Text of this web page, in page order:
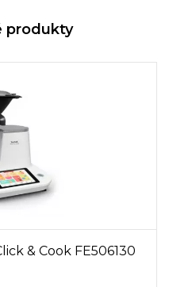
produkty
& Cook FE506130